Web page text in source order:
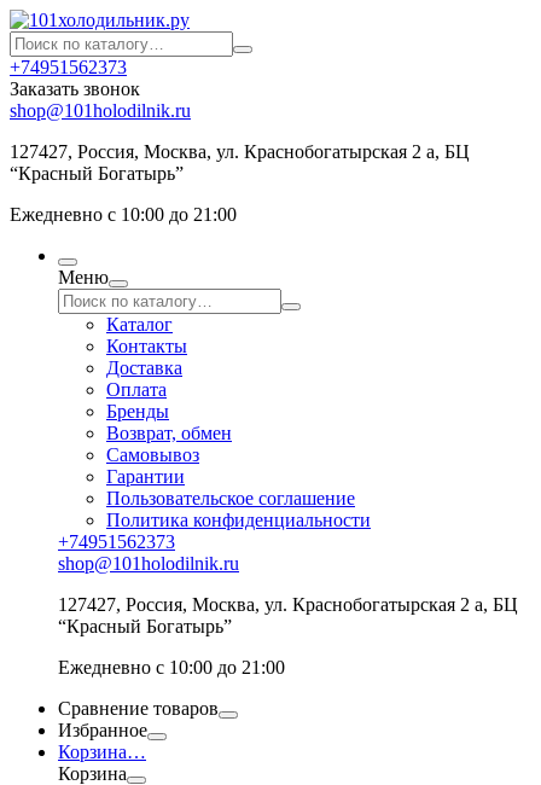
+74951562373
Заказать звонок
shop@101holodilnik.ru
127427, Россия, Москва, ул. Краснобогатырская 2 а, БЦ
“Красный Богатырь”
Ежедневно с 10:00 до 21:00
Меню
Каталог
Контакты
Доставка
Оплата
Бренды
Возврат, обмен
Самовывоз
Гарантии
Пользовательское соглашение
Политика конфиденциальности
+74951562373
shop@101holodilnik.ru
127427, Россия, Москва, ул. Краснобогатырская 2 а, БЦ
“Красный Богатырь”
Ежедневно с 10:00 до 21:00
Сравнение товаров
Избранное
Корзина…
Корзина